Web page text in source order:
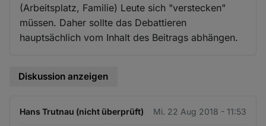
(Arbeitsplatz, Familie) Leute sich "verstecken"
müssen. Daher sollte das Debattieren
hauptsächlich vom Inhalt des Beitrags abhängen.
Diskussion anzeigen
Hans Trutnau (nicht überprüft) Mi. 22 Aug 2018 - 11:53